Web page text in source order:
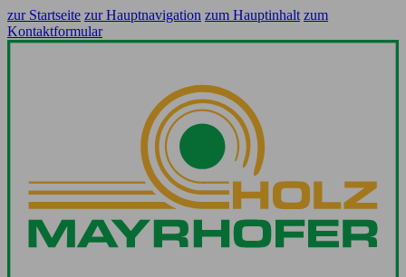
zur Startseite zur Hauptnavigation zum Hauptinhalt zum
Kontaktformular